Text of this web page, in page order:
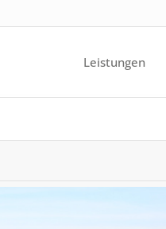
Leistungen